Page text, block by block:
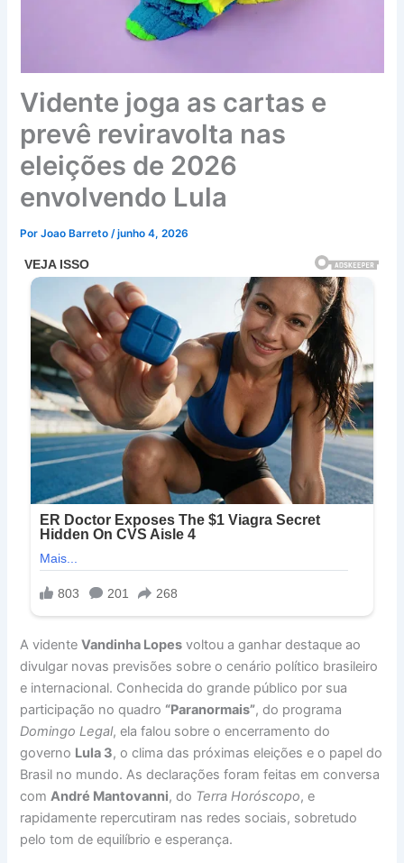
Vidente joga as cartas e
prevê reviravolta nas
eleições de 2026
envolvendo Lula
PorJoao Barreto/junho 4, 2026
A videnteVandinha Lopes voltou a ganhar destaque ao
divulgar novas previsões sobre o cenário político brasileiro
e internacional. Conhecida do grande público por sua
participação no quadro “Paranormais”, do programa
Domingo Legal, ela falou sobre o encerramento do
governo Lula 3, o clima das próximas eleições e o papel do
Brasil no mundo. As declarações foram feitas em conversa
comAndré Mantovanni, do Terra Horóscopo, e
rapidamente repercutiram nas redes sociais, sobretudo
pelo tom de equilíbrio e esperança.